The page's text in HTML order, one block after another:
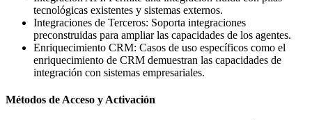
tecnológicas existentes y sistemas externos.
Integraciones de Terceros: Soporta integraciones
preconstruidas para ampliar las capacidades de los agentes.
Enriquecimiento CRM: Casos de uso específicos como el
enriquecimiento de CRM demuestran las capacidades de
integración con sistemas empresariales.
Métodos de Acceso y Activación